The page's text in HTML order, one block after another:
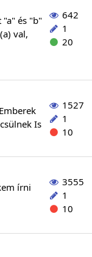
és "b"
val,
642
1
20
Is
1527
1
10
írni
3555
1
10